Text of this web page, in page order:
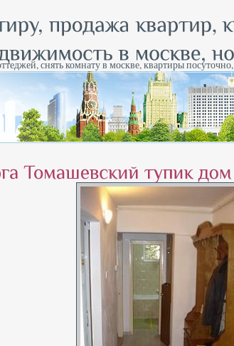
снять комнату в москве, квартиры